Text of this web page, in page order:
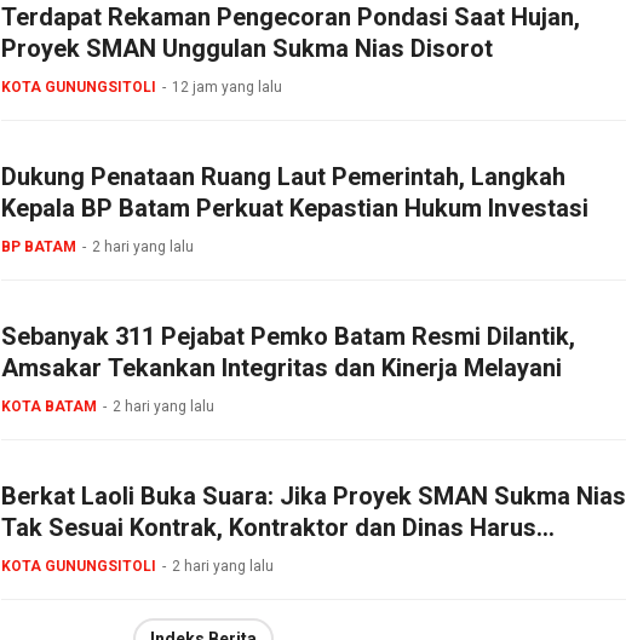
Terdapat Rekaman Pengecoran Pondasi Saat Hujan,
Proyek SMAN Unggulan Sukma Nias Disorot
KOTA GUNUNGSITOLI 12 jam yang lalu
Dukung Penataan Ruang Laut Pemerintah, Langkah
Kepala BP Batam Perkuat Kepastian Hukum Investasi
BP BATAM 2 hari yang lalu
Sebanyak 311 Pejabat Pemko Batam Resmi Dilantik,
Amsakar Tekankan Integritas dan Kinerja Melayani
KOTA BATAM 2 hari yang lalu
Berkat Laoli Buka Suara: Jika Proyek SMAN Sukma Nias
Tak Sesuai Kontrak, Kontraktor dan Dinas Harus
Bertanggung Jawab!
KOTA GUNUNGSITOLI 2 hari yang lalu